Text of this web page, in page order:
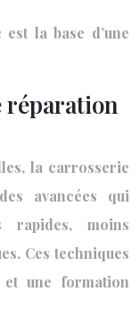
la base d’une
réparation
la carrosserie
avancées qui
rapides, moins
Ces techniques
et une formation